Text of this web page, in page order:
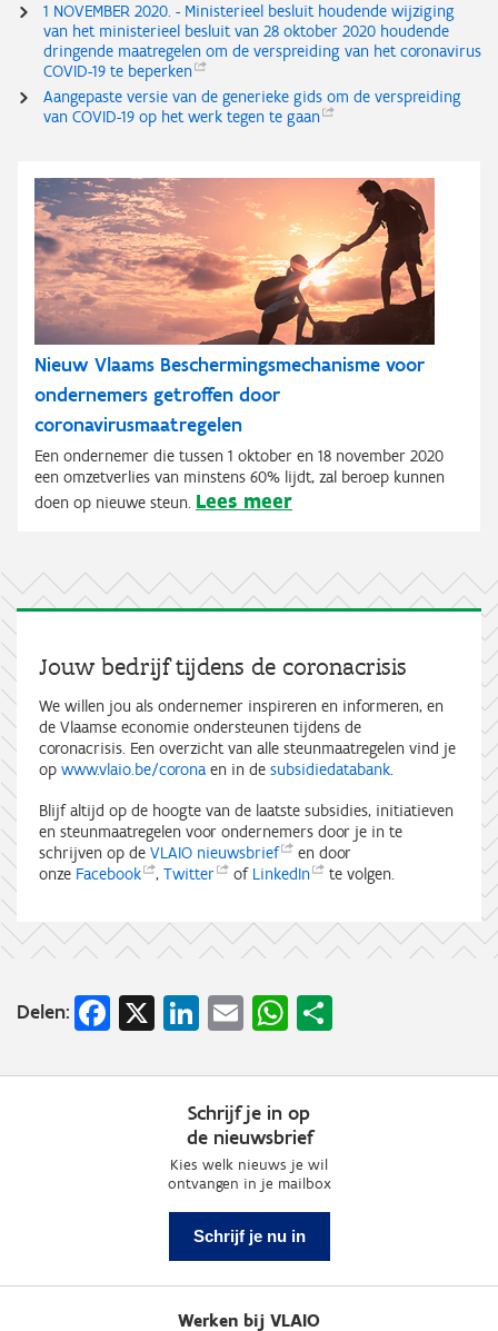
1 NOVEMBER 2020. - Ministerieel besluit houdende wijziging
van het ministerieel besluit van 28 oktober 2020 houdende
dringende maatregelen om de verspreiding van het coronavirus
COVID-19 te beperken
Aangepaste versie van de generieke gids om de verspreiding
van COVID-19 op het werk tegen te gaan
Nieuw Vlaams Beschermingsmechanisme voor
ondernemers getroffen door
coronavirusmaatregelen
Een ondernemer die tussen 1 oktober en 18 november 2020
een omzetverlies van minstens 60% lijdt, zal beroep kunnen
doen op nieuwe steun. Lees meer
Jouw bedrijf tijdens de coronacrisis
We willen jou als ondernemer inspireren en informeren, en
de Vlaamse economie ondersteunen tijdens de
coronacrisis. Een overzicht van alle steunmaatregelen vind je
op www.vlaio.be/corona en in de subsidiedatabank.
Blijf altijd op de hoogte van de laatste subsidies, initiatieven
en steunmaatregelen voor ondernemers door je in te
schrijven op de VLAIO nieuwsbrief
en door
onze Facebook , Twitter of LinkedIn te volgen.
Delen: Facebook
X LinkedIn
EmailWhatsApp
Schrijf je in op
de nieuwsbrief
Kies welk nieuws je wil
ontvangen in je mailbox
Schrijf je nu in
Werken bij VLAIO